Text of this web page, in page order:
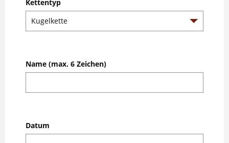
Kettentyp
Name (max. 6 Zeichen)
Datum